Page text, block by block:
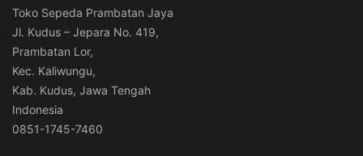
Toko Sepeda Prambatan Jaya
Jl. Kudus – Jepara No. 419,
Prambatan Lor,
Kec. Kaliwungu,
Kab. Kudus, Jawa Tengah
Indonesia
0851-1745-7460